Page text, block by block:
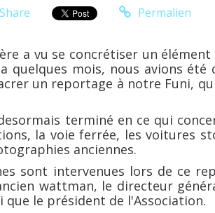
Share Permalien
a vu se concrétiser un
quelques mois, nous avions
un reportage à notre Funi,
terminé en ce qui
la voie ferrée, les voitures
anciennes.
sont intervenues lors de ce
wattman, le directeur
que le président de l'Association.